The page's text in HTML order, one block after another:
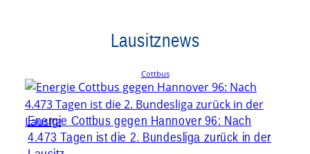
Lausitznews
Cottbus
Energie Cottbus gegen Hannover 96: Nach
4.473 Tagen ist die 2. Bundesliga zurück in der